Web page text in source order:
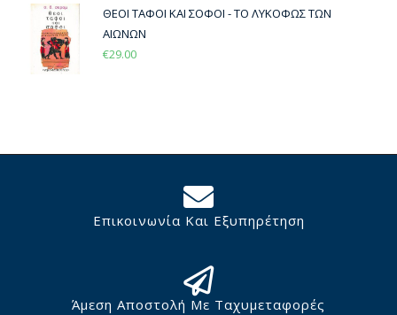
ΘΕΟΙ ΤΑΦΟΙ ΚΑΙ ΣΟΦΟΙ - ΤΟ ΛΥΚΟΦΩΣ ΤΩΝ
ΑΙΩΝΩΝ
€29.00
Επικοινωνία Και Εξυπηρέτηση
Άμεση Αποστολή Με Ταχυμεταφορές